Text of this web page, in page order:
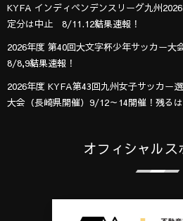
KYFA インディペンデンスリーグ九州
定分は中止 8/11.12結果速報！
2026年度 第40回大文字杯少年サッカー大
8/8,9結果速報！
2026年度 KYFA第43回九州女子サッカー
大会（長崎県開催）9/12～14開催！残る
オフィシャルス